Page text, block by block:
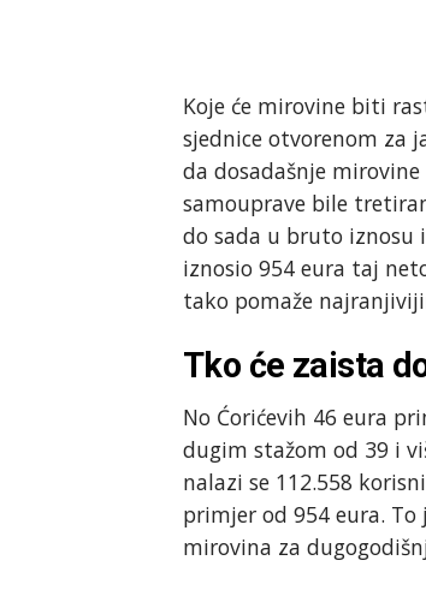
Koje će mirovine biti
sjednice otvorenom za
da dosadašnje
samouprave bile
do sada u bruto iznosu
iznosio 954 eura taj
tako pomaže
Tko će zaista
No Ćorićevih 46 eura
dugim stažom od 39 i
nalazi se 112.558
primjer od 954 eura.
mirovina za